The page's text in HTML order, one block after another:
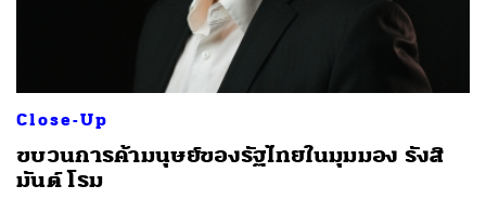
Close-Up
ขบวนการค้ามนุษย์ของรัฐไทยในมุมมอง รังสิ
มันต์ โรม